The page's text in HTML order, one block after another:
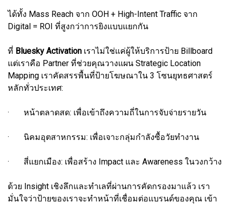
ได้ทั้ง Mass Reach จาก OOH + High-Intent Traffic จาก
Digital = ROI ที่สูงกว่าการยิงแบบแยกกัน
ที่ Bluesky Activation เราไม่ใช่แค่ผู้ให้บริการป้าย Billboard
แต่เราคือ Partner ที่ช่วยคุณวางแผน Strategic Location
Mapping เราคัดสรรพื้นที่ป้ายโฆษณาใน 3 โซนยุทธศาสตร์
หลักทั่วประเทศ:
· หน้าตลาดสด: เพื่อเข้าถึงความถี่ในการจับจ่ายรายวัน
· นิคมอุตสาหกรรม: เพื่อเจาะกลุ่มกำลังซื้อวัยทำงาน
· สี่แยกเมือง: เพื่อสร้าง Impact และ Awareness ในวงกว้าง
ด้วย Insight เชิงลึกและทำเลที่ผ่านการคัดกรองมาแล้ว เรา
มั่นใจว่าป้ายของเราจะทำหน้าที่เชื่อมต่อแบรนด์ของคุณ เข้า